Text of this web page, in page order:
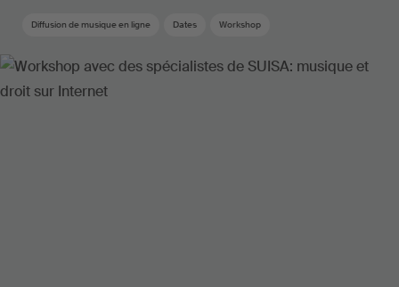
Diffusion de musique en ligne Dates Workshop